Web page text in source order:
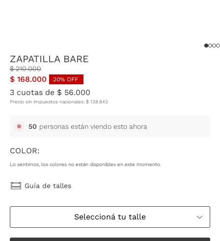
ZAPATILLA BARE
$ 210.000
$ 168.000 20% OFF
3 cuotas de $ 56.000
Precio sin impuestos nacionales: $ 138843
50 personas están viendo esto ahora
COLOR:
Lo sentimos, los colores no están disponibles en este momento.
Guía de talles
Seleccioná tu talle